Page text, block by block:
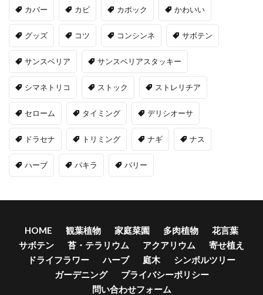
カバー カビ カポック かわいい
グッズ コツ コンシンネ サボテン
サンスベリア サンスベリアスタッキー
シマネトリコ ストック ストレリチア
セローム タイミング デリシオーサ
ドラセナ トリミング ナギ ナス
ハーブ パキラ パリー
HOME 観葉植物 家庭菜園 多肉植物
花言葉
サボテン
苔・テラリウム アクアリウム
寄せ植え
ドライフラワー
ハーブ 庭木
シンボルツリー
ガーデニング
プライバシーポリシー
問い合わせフォーム